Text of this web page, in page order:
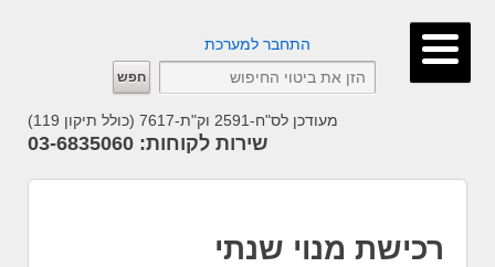
התחבר למערכת
מעודכן לס"ח-2591 וק"ת-7617 (כולל תיקון 119)
שירות לקוחות: 03-6835060
רכישת מנוי שנתי